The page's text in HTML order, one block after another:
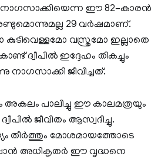
നാഗസാക്കിയെന്ന ഈ 82-കാരന്‍
29 വര്‍ഷമാണ്.
വസ്ത്രമോ ഇല്ലാതെ
ദ്വീപില്‍ ഇദ്ദേഹം തികച്ചും
നാഗസാക്കി ജീവിച്ചത്.
അകലം പാലിച്ചു ഈ കാലമത്രയും
ജീവിതം ആസ്വദിച്ചു.
തീര്‍ത്തും മോശമായത്തോടെ
അധികൃതര്‍ ഈ വൃദ്ധനെ